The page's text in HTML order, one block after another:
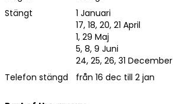
Stängt
Telefon stängd
1 Januari
17, 18, 20, 21 April
1, 29 Maj
5, 8, 9 Juni
24, 25, 26, 31 December
från 16 dec till 2 jan